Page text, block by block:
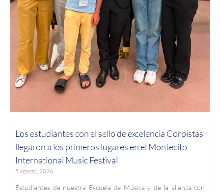
Los estudiantes con el sello de excelencia Corpistas
llegaron a los primeros lugares en el Montecito
International Music Festival
5 agosto, 2026
Estudiantes de nuestra Escuela de Música y de la alianza con